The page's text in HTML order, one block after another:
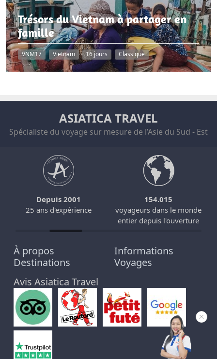
Trésors du Vietnam à partager en
famille
VNM17 Vietnam 16 jours Classique
ASIATICA TRAVEL
Spécialiste du voyage sur mesure de l’Asie du Sud - Est
Depuis 2001
25 ans d'expérience
154.015
voyageurs dans le monde
entier depuis l'ouverture
À propos
Informations
Destinations
Voyages
Avis Asiatica Travel